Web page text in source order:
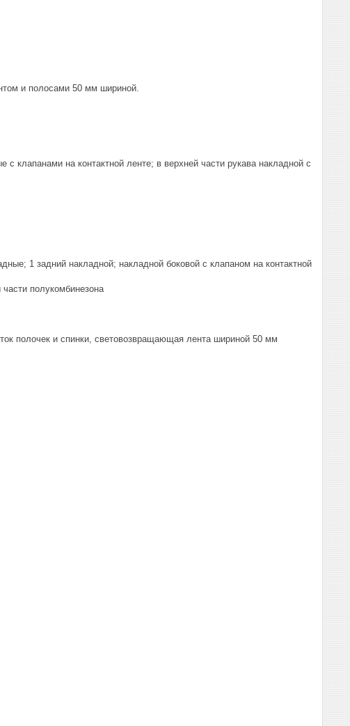
и полосами 50 мм шириной.
клапанами на контактной ленте; в верхней части рукава накладной с
1 задний накладной; накладной боковой с клапаном на контактной
полукомбинезона
полочек и спинки, световозвращающая лента шириной 50 мм